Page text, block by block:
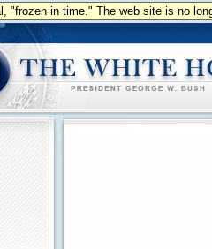
"frozen in time." The web site is no